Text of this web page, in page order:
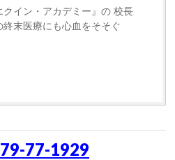
イン・アカデミー』の 校長
末医療にも心血をそそぐ
77-1929